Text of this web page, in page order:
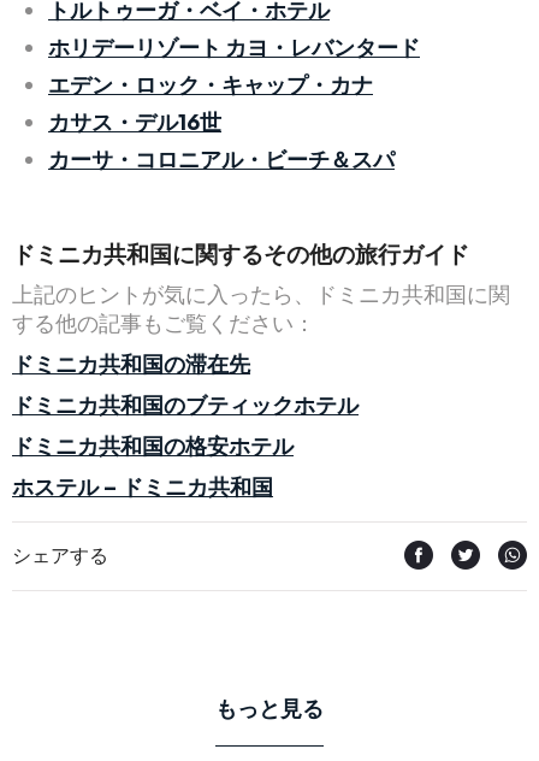
トルトゥーガ・ベイ・ホテル
ホリデーリゾート カヨ・レバンタード
エデン・ロック・キャップ・カナ
カサス・デル16世
カーサ・コロニアル・ビーチ＆スパ
ドミニカ共和国に関するその他の旅行ガイド
上記のヒントが気に入ったら、ドミニカ共和国に関
する他の記事もご覧ください：
ドミニカ共和国の滞在先
ドミニカ共和国のブティックホテル
ドミニカ共和国の格安ホテル
ホステル – ドミニカ共和国
シェアする
もっと見る